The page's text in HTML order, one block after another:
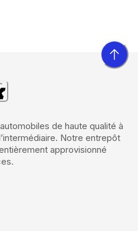
de haute qualité à
Notre entrepôt
approvisionné